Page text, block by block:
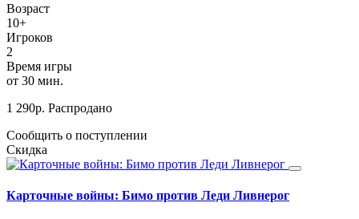
Возраст
10+
Игроков
2
Время игры
от 30 мин.
1 290р. Распродано
Сообщить о поступлении
Скидка
Карточные войны: Бимо против Леди Ливнерог